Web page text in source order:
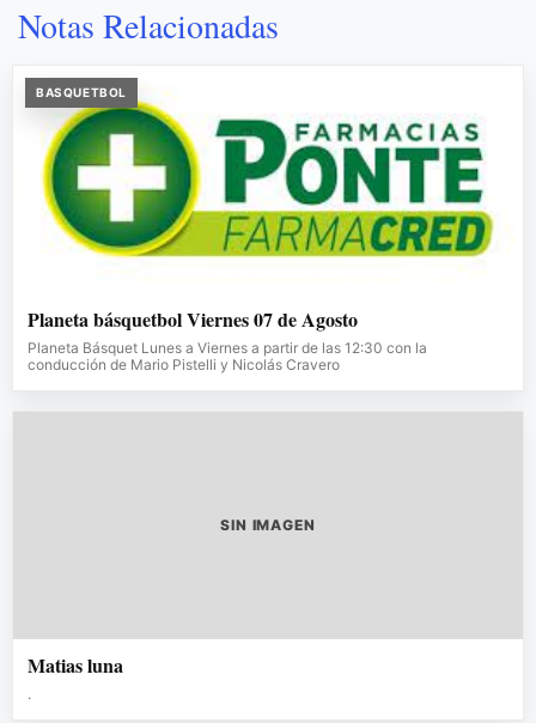
Notas Relacionadas
BASQUETBOL
Planeta básquetbol Viernes 07 de Agosto
Planeta Básquet Lunes a Viernes a partir de las 12:30 con la
conducción de Mario Pistelli y Nicolás Cravero
SIN IMAGEN
Matias luna
.